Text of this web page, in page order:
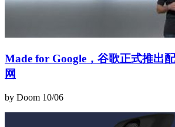
Made for Google，谷歌正式推出
网
by Doom 10/06